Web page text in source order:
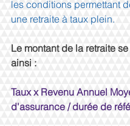
les conditions permettant
une retraite à taux plein.
Le montant de la retraite
ainsi :
Taux x Revenu Annuel
d'assurance / durée de